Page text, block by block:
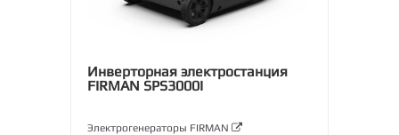
Инверторная электростанция
FIRMAN SPS3000I
Электрогенераторы FIRMAN